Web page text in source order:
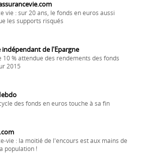
vie : sur 20 ans, le fonds en euros aussi
les supports risqués
indépendant de l'Epargne
10 % attendue des rendements des fonds
2015
des fonds en euros touche à sa fin
vie : la moitié de l'encours est aux mains de
population !